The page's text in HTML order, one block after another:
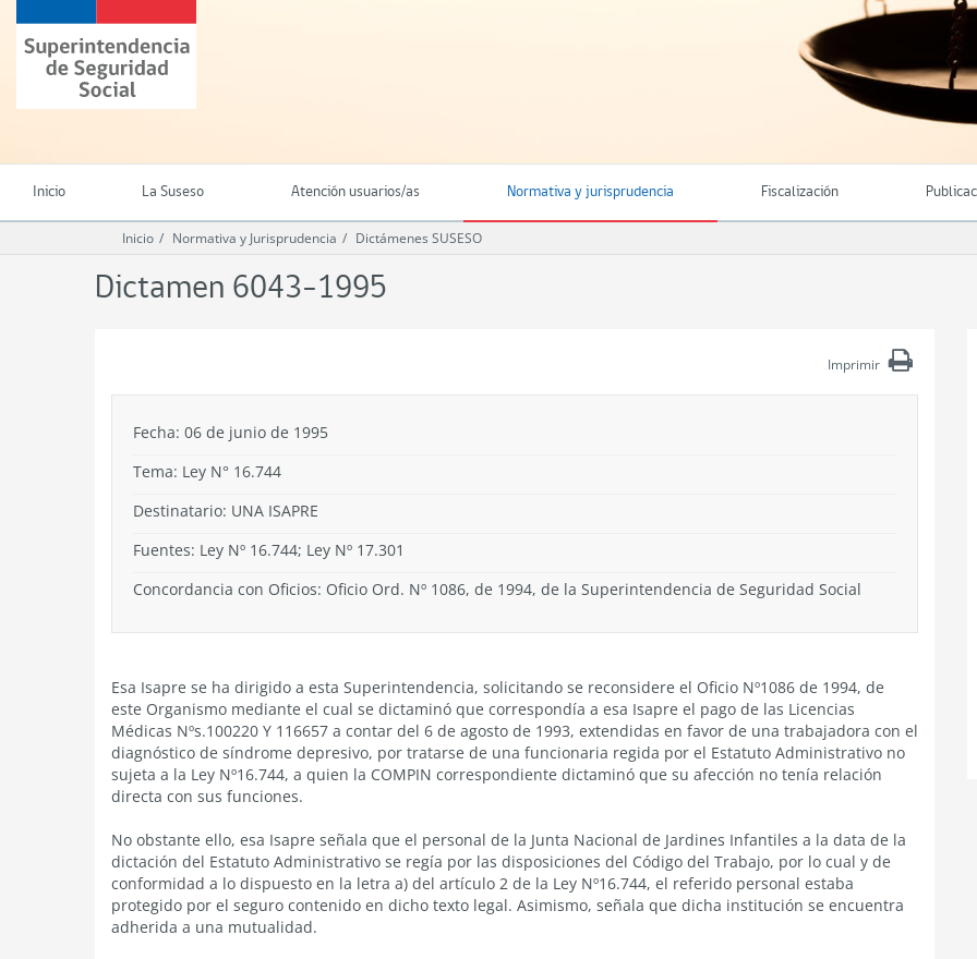
contenido
principal
Superintendencia
de
Seguridad
(SUSESO)
Chile
Inicio La Suseso Atención usuarios/as Normativa y jurisprudencia Fiscalización
Inicio Normativa y Jurisprudencia Dictámenes SUSESO
Dictamen 6043-1995
Imprimir
Fecha: 06 de junio de 1995
Tema: Ley N° 16.744
Destinatario: UNA ISAPRE
Fuentes: Ley Nº 16.744; Ley Nº 17.301
Concordancia con Oficios: Oficio Ord. Nº 1086, de 1994, de la Superintendencia de Seguridad Social
Esa Isapre se ha dirigido a esta Superintendencia, solicitando se reconsidere el Oficio Nº1086 de 1994, de
este Organismo mediante el cual se dictaminó que correspondía a esa Isapre el pago de las Licencias
Médicas Nºs.100220 Y 116657 a contar del 6 de agosto de 1993, extendidas en favor de una trabajadora con el
diagnóstico de síndrome depresivo, por tratarse de una funcionaria regida por el Estatuto Administrativo no
sujeta a la Ley Nº16.744, a quien la COMPIN correspondiente dictaminó que su afección no tenía relación
directa con sus funciones.
No obstante ello, esa Isapre señala que el personal de la Junta Nacional de Jardines Infantiles a la data de la
dictación del Estatuto Administrativo se regía por las disposiciones del Código del Trabajo, por lo cual y de
conformidad a lo dispuesto en la letra a) del artículo 2 de la Ley Nº16.744, el referido personal estaba
protegido por el seguro contenido en dicho texto legal. Asimismo, señala que dicha institución se encuentra
adherida a una mutualidad.